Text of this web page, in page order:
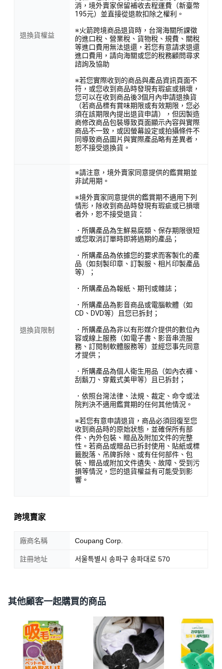
退換貨權益
消，境外賣家保留補收去程運費（新臺幣
195元）並直接從退款扣除之權利。
※火箭跨境商品退貨時，台灣海關所課徵
的進口稅、營業稅、貨物稅、規費、關稅
等進口費用無法退還，若您有意請求退還
進口費用，請向海關或您的稅務顧問尋求
諮詢及協助
※若您實際收到的商品與產品資訊頁面不
符，或您收到商品時發現有瑕疵或損壞，
您可以在收到商品後3個月內申請退換貨
（若商品標有賞味期限或有效期限，您必
須在該期限內提出退貨申請），但因製造
商修改商品包裝導致頁面顯示內容與實際
商品不一致，或因螢幕設定或拍攝條件不
同導致商品圖片與實際產品略有差異者，
恕不接受退換貨。
退換貨限制
※請注意，境外賣家同意提供的鑑賞期並
非試用期。
※境外賣家同意提供的鑑賞期不適用下列
情形，除收到商品時發現有瑕疵或已損壞
者外，恕不接受退貨：
．所購產品為生鮮易腐類、保存期限很短
或您取消訂單時即將過期的產品；
．所購產品為依據您的要求而客製化的產
品（如刻製印章、訂製服、相片印製產品
等）；
．所購產品為報紙、期刊或雜誌；
．所購產品為影音商品或電腦軟體（如
CD、DVD等）且您已拆封；
．所購產品為非以有形媒介提供的數位內
容或線上服務（如電子書、影音串流服
務、訂閱制軟體服務等）並經您事先同意
才提供；
．所購產品為個人衛生用品（如內衣褲、
刮鬍刀、穿戴式美甲等）且已拆封；
．依照台灣法律、法規、裁定、命令或法
院判決不適用鑑賞期的任何其他情況。
※若您有意申請退貨，商品必須回復至您
收到商品時的原始狀態，並確保所有部
件、內外包裝、贈品及附加文件的完整
性。若商品或贈品已拆封使用、貼紙或標
籤脫落、吊牌拆除、或有任何部件、包
裝、贈品或附加文件遺失、故障、受到污
損等情況，您的退貨權益有可能受到影
響。
跨境賣家
廠商名稱 Coupang Corp.
註冊地址 서울특별시 송파구 송파대로 570
其他顧客一起購買的商品